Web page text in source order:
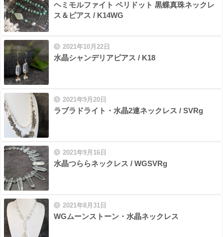
ヘミモルファイト ペリドット 黒蝶真珠ネックレ
ス＆ピアス / K14WG
2021年10月22日
水晶シャンデリアピアス / K18
2021年9月20日
ラブラドライト・水晶2連ネックレス / SVRg
2021年9月16日
水晶つららネックレス / WGSVRg
2021年8月31日
WGムーンストーン・水晶ネックレス